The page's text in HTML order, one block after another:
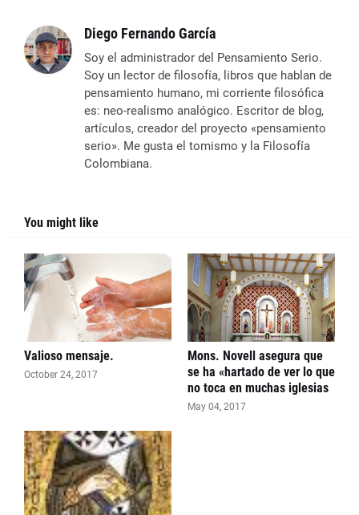
Diego Fernando García
Soy el administrador del Pensamiento Serio.
Soy un lector de filosofía, libros que hablan de
pensamiento humano, mi corriente filosófica
es: neo-realismo analógico. Escritor de blog,
artículos, creador del proyecto «pensamiento
serio». Me gusta el tomismo y la Filosofía
Colombiana.
You might like
Valioso mensaje.
October 24, 2017
Mons. Novell asegura que
se ha «hartado de ver lo que
no toca en muchas iglesias
May 04, 2017